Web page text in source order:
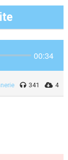
00:34
341 4